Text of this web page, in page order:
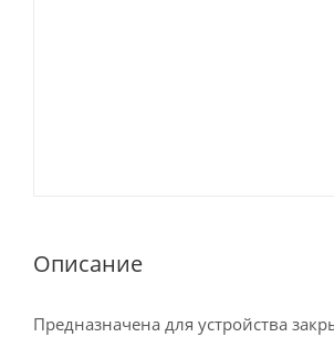
Описание
Предназначена для устройства